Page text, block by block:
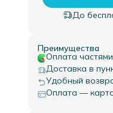
До
Преимущества
Оплата
Доставка в
Удобный
Оплата —